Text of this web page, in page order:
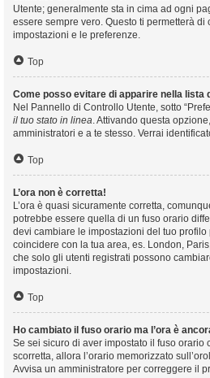
Utente; generalmente sta in cima ad ogni
essere sempre vero. Questo ti permetterà di
impostazioni e le preferenze.
Top
Come posso evitare di apparire nella lista
Nel Pannello di Controllo Utente, sotto
il tuo stato in linea. Attivando questa
amministratori e a te stesso. Verrai
Top
L’ora non è corretta!
L’ora è quasi sicuramente corretta,
potrebbe essere quella di un fuso orario
devi cambiare le impostazioni del tuo
coincidere con la tua area, es. London,
che solo gli utenti registrati possono
impostazioni.
Top
Ho cambiato il fuso orario ma l’ora è
Se sei sicuro di aver impostato il fuso orario
scorretta, allora l’orario memorizzato
Avvisa un amministratore per correggere il